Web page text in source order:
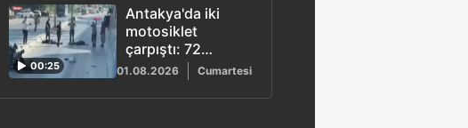
00:25
Antakya'da iki
motosiklet
çarpıştı: 72
yaşındaki sürücü
yaşamını yitirdi
01.08.2026 Cumartesi